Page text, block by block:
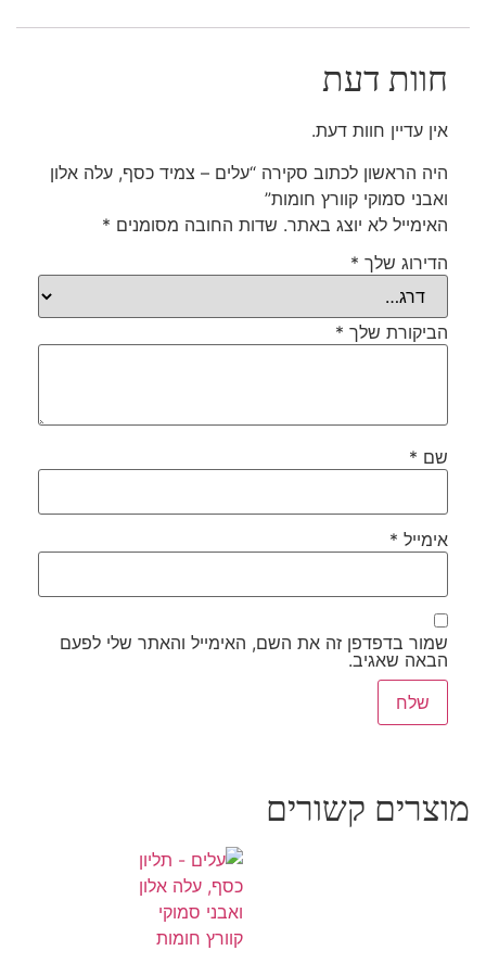
חוות דעת
אין עדיין חוות דעת.
היה הראשון לכתוב סקירה “עלים – צמיד כסף, עלה אלון
ואבני סמוקי קוורץ חומות”
האימייל לא יוצג באתר. שדות החובה מסומנים *
הדירוג שלך *
הביקורת שלך *
שם *
אימייל *
שמור בדפדפן זה את השם, האימייל והאתר שלי לפעם
הבאה שאגיב.
מוצרים קשורים